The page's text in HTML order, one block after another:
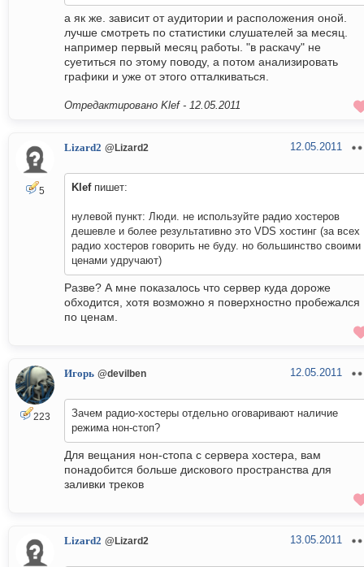
а як же. зависит от аудитории и расположения оной.
лучше смотреть по статистики слушателей за месяц.
например первый месяц работы. "в раскачу" не
суетиться по этому поводу, а потом анализировать
графики и уже от этого отталкиваться.
Отредактировано Klef - 12.05.2011
5
Lizard2 @Lizard2 12.05.2011
Klefпишет:
нулевой пункт: Люди. не используйте радио хостеров
дешевле и более результативно это VDS хостинг (за всех
радио хостеров говорить не буду. но большинство своими
ценами удручают)
Разве? А мне показалось что сервер куда дороже
обходится, хотя возможно я поверхностно пробежался
по ценам.
223
Игорь @devilben 12.05.2011
Зачем радио-хостеры отдельно оговаривают наличие
режима нон-стоп?
Для вещания нон-стопа с сервера хостера, вам
понадобится больше дискового пространства для
заливки треков
Lizard2 @Lizard2 13.05.2011